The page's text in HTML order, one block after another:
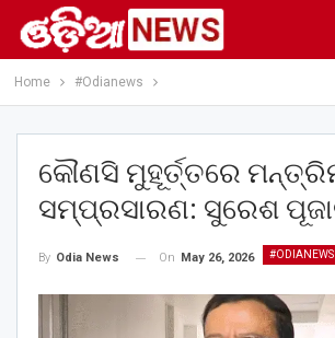
Home #Odianews
କୌଣସି ମୁହୂର୍ତ୍ତରେ
ସମ୍ପ୍ରସାରଣ: ସୁରେଶ
#ODIANEWS
By Odia News On May 26, 2026